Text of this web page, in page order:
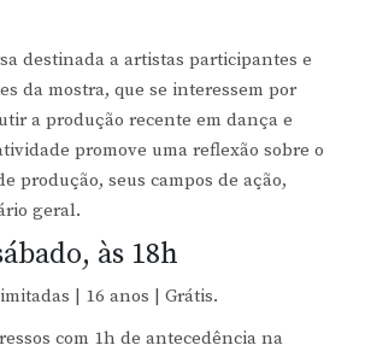
destinada a artistas participantes e
da mostra, que se interessem por
a produção recente em dança e
promove uma reflexão sobre o
produção, seus campos de ação,
geral.
às 18h
| 16 anos | Grátis.
com 1h de antecedência na